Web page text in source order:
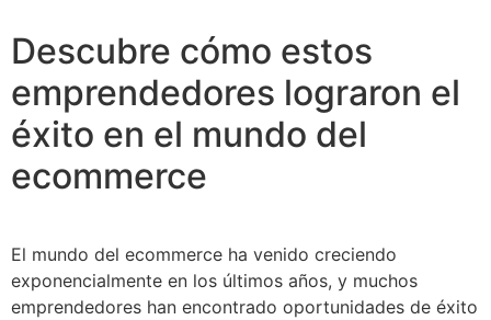
Descubre cómo estos
emprendedores lograron el
éxito en el mundo del
ecommerce
El mundo del ecommerce ha venido creciendo
exponencialmente en los últimos años, y muchos
emprendedores han encontrado oportunidades de éxito